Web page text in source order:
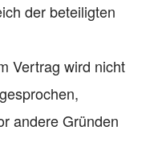
der beteiligten
Vertrag wird nicht
andere Gründen